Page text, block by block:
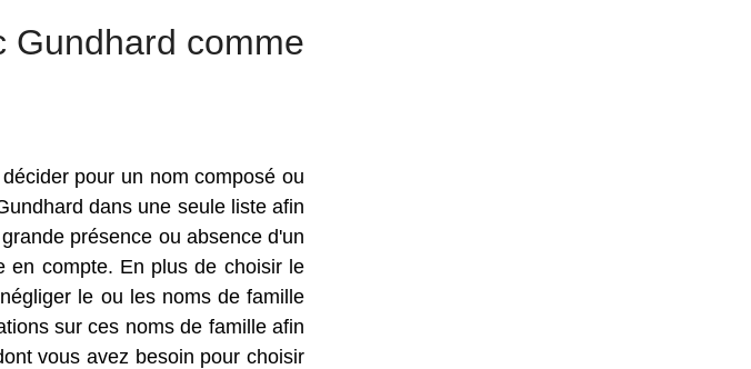
Gundhard comme
pour un nom composé ou
dans une seule liste afin
présence ou absence d'un
en compte. En plus de choisir le
le ou les noms de famille
sur ces noms de famille afin
vous avez besoin pour choisir